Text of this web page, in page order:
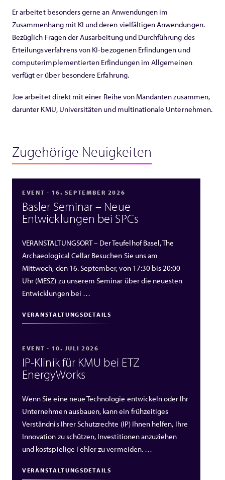
Er arbeitet besonders gerne an Anwendungen im
Zusammenhang mit KI und deren vielfältigen Anwendungen.
Bezüglich Fragen der Ausarbeitung und Durchführung des
Erteilungsverfahrens von KI-bezogenen Erfindungen und
computerimplementierten Erfindungen im Allgemeinen
verfügt er über besondere Erfahrung.
Joe arbeitet direkt mit einer Reihe von Mandanten zusammen,
darunter KMU, Universitäten und multinationale Unternehmen.
Zugehörige Neuigkeiten
EVENT - 16. SEPTEMBER 2026
Basler Seminar – Neue
Entwicklungen bei SPCs
VERANSTALTUNGSORT – Der Teufelhof Basel, The
Archaeological Cellar Besuchen Sie uns am
Mittwoch, den 16. September, von 17:30 bis 20:00
Uhr (MESZ) zu unserem Seminar über die neuesten
Entwicklungen bei …
VERANSTALTUNGSDETAILS
EVENT - 10. JULI 2026
IP‑Klinik für KMU bei ETZ
EnergyWorks
Wenn Sie eine neue Technologie entwickeln oder Ihr
Unternehmen ausbauen, kann ein frühzeitiges
Verständnis Ihrer Schutzrechte (IP) Ihnen helfen, Ihre
Innovation zu schützen, Investitionen anzuziehen
und kostspielige Fehler zu vermeiden. …
VERANSTALTUNGSDETAILS